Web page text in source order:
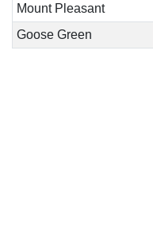
Mount Pleasant
Goose Green